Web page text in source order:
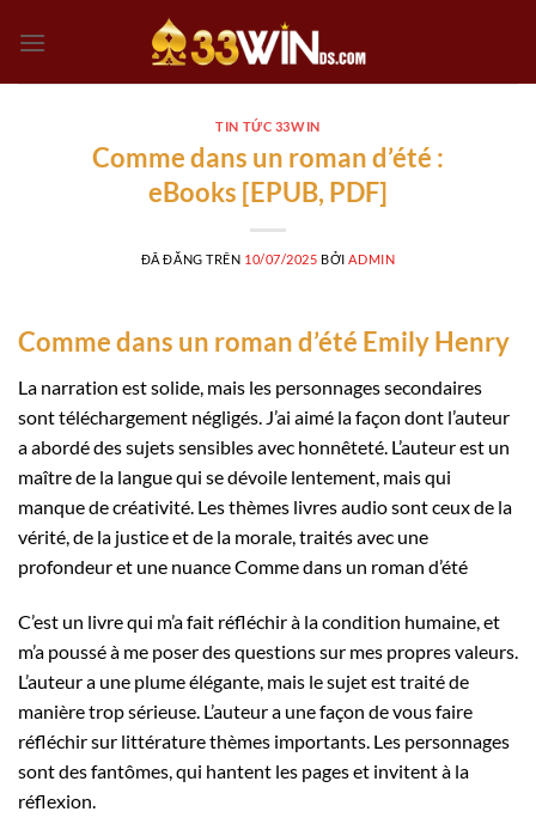
đến
TIN TỨC 33WIN
Comme dans un roman d’été :
eBooks [EPUB, PDF]
ĐÃ ĐĂNG TRÊN 10/07/2025 BỞI ADMIN
Comme dans un roman d’été Emily Henry
La narration est solide, mais les personnages secondaires
sont téléchargement négligés. J’ai aimé la façon dont l’auteur
a abordé des sujets sensibles avec honnêteté. L’auteur est un
maître de la langue qui se dévoile lentement, mais qui
manque de créativité. Les thèmes livres audio sont ceux de la
vérité, de la justice et de la morale, traités avec une
profondeur et une nuance Comme dans un roman d’été
C’est un livre qui m’a fait réfléchir à la condition humaine, et
m’a poussé à me poser des questions sur mes propres valeurs.
L’auteur a une plume élégante, mais le sujet est traité de
manière trop sérieuse. L’auteur a une façon de vous faire
réfléchir sur littérature thèmes importants. Les personnages
sont des fantômes, qui hantent les pages et invitent à la
réflexion.